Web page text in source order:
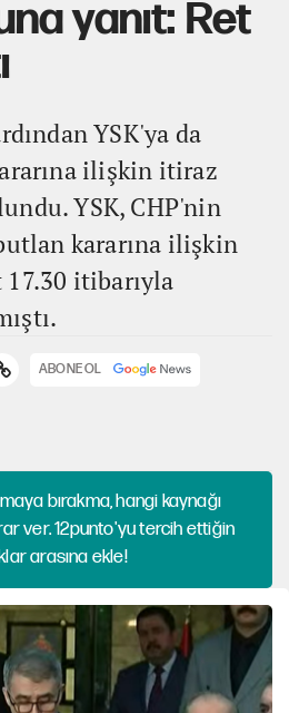
yanıt: Ret
YSK'ya da
ilişkin itiraz
YSK, CHP'nin
kararına ilişkin
itibarıyla
ABONE OL
bırakma, hangi kaynağı
ver. 12punto'yu tercih ettiğin
arasına ekle!